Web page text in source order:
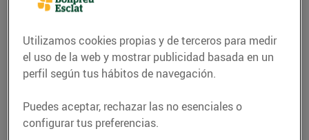
Diferents masses per a
pastissos i els seus
usos
Coneixeu les diferents
Utilizamos cookies propias y de terceros para medir
el uso de la web y mostrar publicidad basada en un
perfil según tus hábitos de navegación.
Puedes aceptar, rechazar las no esenciales o
configurar tus preferencias.